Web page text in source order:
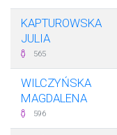
KAPTUROWSKA
JULIA
565
WILCZYŃSKA
MAGDALENA
596